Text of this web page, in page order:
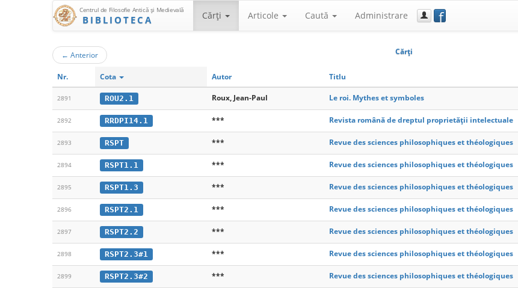
Centrul de Filosofie Antică şi Medievală
BIBLIOTECA Cărţi Articole Caută Administrare f
← Anterior Cărţi
Nr. Cota Autor Titlu
2891 ROU2.1 Roux, Jean-Paul Le roi. Mythes et symboles
2892 RRDPI14.1 *** Revista română de dreptul proprietății intelectuale
2893 RSPT *** Revue des sciences philosophiques et théologiques
2894 RSPT1.1 *** Revue des sciences philosophiques et théologiques
2895 RSPT1.3 *** Revue des sciences philosophiques et théologiques
2896 RSPT2.1 *** Revue des sciences philosophiques et théologiques
2897 RSPT2.2 *** Revue des sciences philosophiques et théologiques
2898 RSPT2.3#1 *** Revue des sciences philosophiques et théologiques
2899 RSPT2.3#2 *** Revue des sciences philosophiques et théologiques